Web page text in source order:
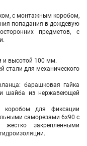
с монтажным коробом,
попадания в дождевую
предметов, с
и высотой 100 мм.
для механического
барашковая гайка
и шайба из нержавеющей
для фиксации
саморезами 6х90 с
закрепленными